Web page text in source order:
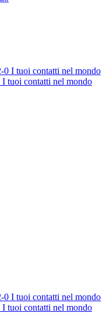
0 I tuoi contatti nel mondo
I tuoi contatti nel mondo
0 I tuoi contatti nel mondo
I tuoi contatti nel mondo